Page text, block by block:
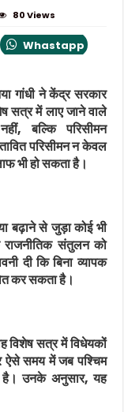
80 Views
Whastapp
गांधीने केंद्र सरकार
सत्र में लाए जाने वाले
बल्कि परिसीमन
परिसीमन न केवल
भी हो सकता है।
बढ़ाने से जुड़ा कोई भी
राजनीतिक संतुलन को
दी कि बिना व्यापक
कर सकता है।
विशेष सत्र में विधेयकों
ऐसे समय में जबपश्चिम
है। उनके अनुसार, यह